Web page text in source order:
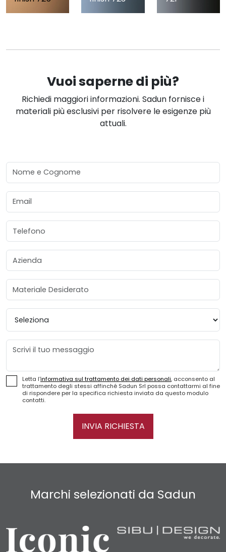
Vuoi saperne di più?
Richiedi maggiori informazioni. Sadun fornisce i
materiali più esclusivi per risolvere le esigenze più
attuali.
Nome e Cognome
Email
Telefono
Azienda
Materiale Desiderato
Provincia
Messaggio
Letta l'informativa sul trattamento dei dati personali, acconsento al
trattamento degli stessi affinché Sadun Srl possa contattarmi al fine
di rispondere per la specifica richiesta inviata da questo modulo
contatti.
INVIA RICHIESTA
Marchi selezionati da Sadun